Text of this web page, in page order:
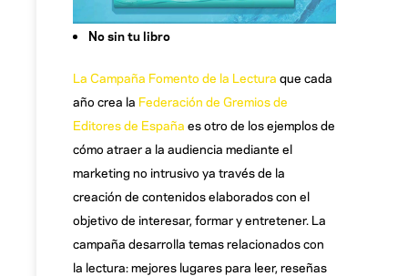
No sin tu libro
La Campaña Fomento de la Lectura que cada
año crea la Federación de Gremios de
Editores de España es otro de los ejemplos de
cómo atraer a la audiencia mediante el
marketing no intrusivo ya través de la
creación de contenidos elaborados con el
objetivo de interesar, formar y entretener. La
campaña desarrolla temas relacionados con
la lectura: mejores lugares para leer, reseñas